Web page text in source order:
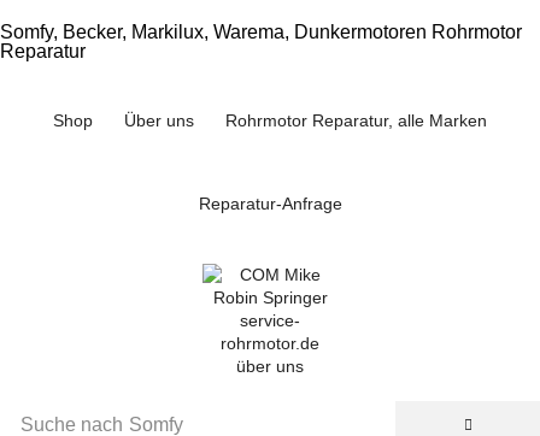
Somfy, Becker, Markilux, Warema, Dunkermotoren Rohrmotor
Reparatur
Shop Über uns Rohrmotor Reparatur, alle Marken
Reparatur-Anfrage
Suche nach Somfy